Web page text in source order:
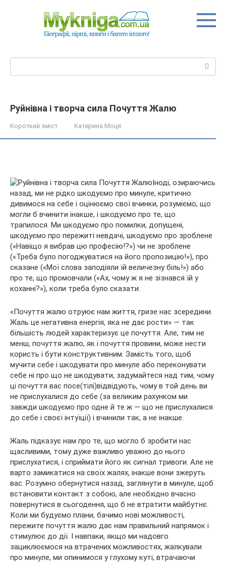
Руйнівна і творча сила Почуття Жалю
Короткий зміст Катерина Моця
Іноді, озираючись
назад, ми не рідко шкодуємо про минуле, критично
дивимося на себе і оцінюємо свої вчинки, розуміємо, що
могли б вчинити інакше, і шкодуємо про те, що
трапилося. Ми шкодуємо про помилки, допущені,
шкодуємо про пережиті невдачі, шкодуємо про зроблене
(«Навіщо я вибрав цю професію!?») чи не зроблене
(«Треба було погоджуватися на його пропозицію!»), про
сказане («Мої слова заподіяли їй величезну біль!») або
про те, що промовчали («Ах, чому ж я не зізнався їй у
коханні?»), коли треба було сказати.
«Почуття жалю отруює нам життя, гризе нас зсередини.
Жаль це негативна енергія, яка не дає рости» — так
більшість людей характеризує це почуття. Але, тим не
менш, почуття жалю, як і почуття провини, може нести
користь і бути конструктивним. Замість того, щоб
мучити себе і шкодувати про минуле або переконувати
себе ні про що не шкодувати, задумайтеся над тим, чому
ці почуття вас посе(тілі)відвідують, чому в той день ви
не прислухалися до себе (за великим рахунком ми
завжди шкодуємо про одне й те ж — що не прислухалися
до себе і своєї інтуїції) і вчинили так, а не інакше.
Жаль підказує нам про те, що могло б зробити нас
щасливими, тому дуже важливо уважно до нього
прислухатися, і сприймати його як сигнал тривоги. Але не
варто замикатися на своїх жалях, інакше вони зжеруть
вас. Розумно обернутися назад, заглянути в минуле, щоб
встановити контакт з собою, але необхідно вчасно
повернутися в сьогодення, що б не втратити майбутнє.
Коли ми будуємо плани, бачимо нові можливості,
пережите почуття жалю дає нам правильний напрямок і
стимулює до дії. І навпаки, якщо ми надовго
зациклюємося на втрачених можливостях, жалкували
про минуле, ми опинимося у глухому куті, втрачаючи